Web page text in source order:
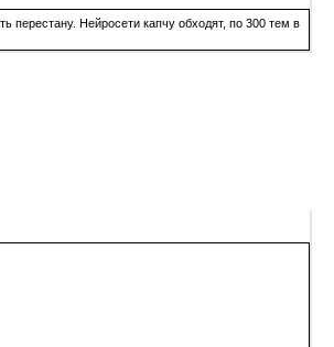
Нейросети капчу обходят, по 300 тем в